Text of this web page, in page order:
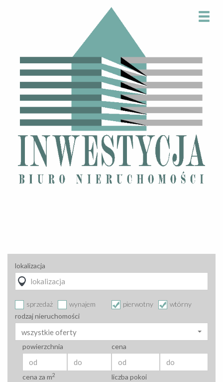
lokalizacja
sprzedaż wynajem pierwotny
wtórny
rodzaj nieruchomości
wszystkie oferty
powierzchnia cena
cena za m2 liczba pokoi